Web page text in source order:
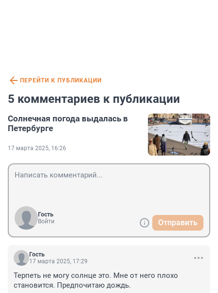
ПЕРЕЙТИ К ПУБЛИКАЦИИ
5 комментариев к публикации
Солнечная погода выдалась в
Петербурге
17 марта 2025, 16:26
Гость
Войти
Отправить
Гость
17 марта 2025, 17:29
Терпеть не могу солнце это. Мне от него плохо
становится. Предпочитаю дождь.